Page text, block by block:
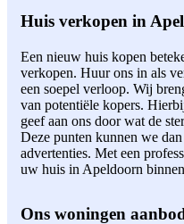
Huis verkopen in
Een nieuw huis kopen
verkopen. Huur ons in als
een soepel verloop. Wij
van potentiële kopers.
geef aan ons door wat de
Deze punten kunnen we
advertenties. Met een
uw huis in Apeldoorn
Ons woningen